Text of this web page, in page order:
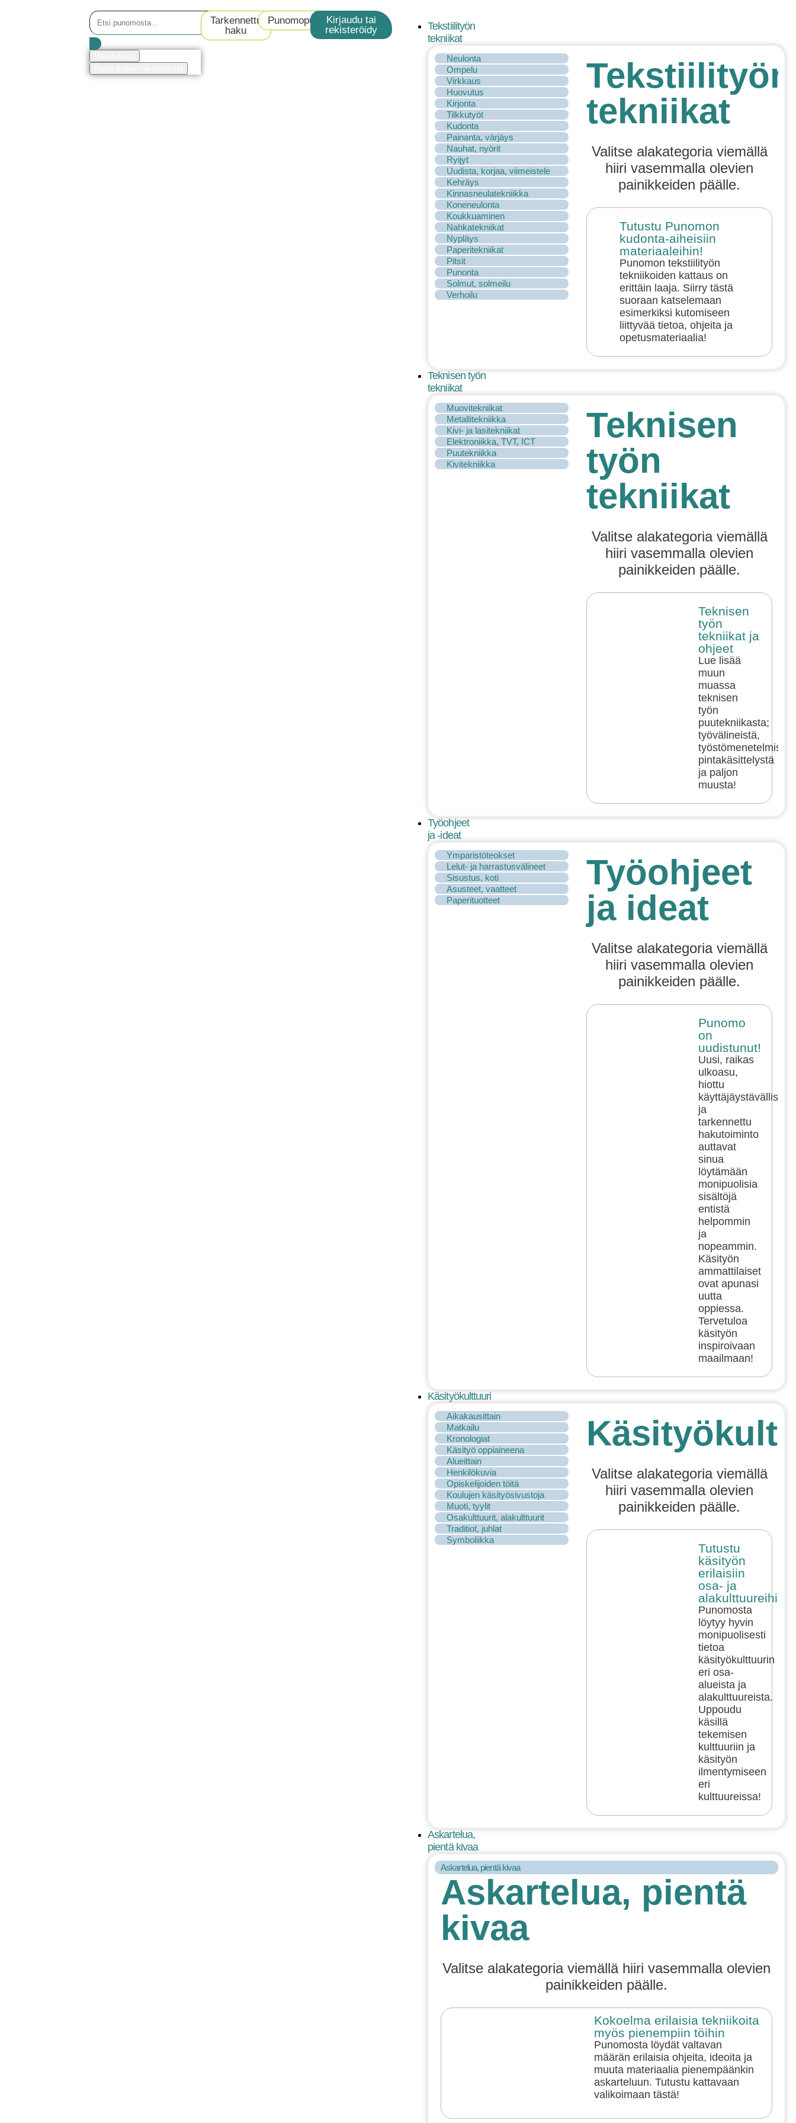
Tarkennettu
haku
PunomoputiikkiKirjaudu tai
rekisteröidy
Tekstiilityön
tekniikat
Neulonta
Ompelu
Virkkaus
Huovutus
Kirjonta
Tilkkutyöt
Kudonta
Painanta, värjäys
Nauhat, nyörit
Ryijyt
Uudista, korjaa, viimeistele
Kehräys
Kinnasneulatekniikka
Koneneulonta
Koukkuaminen
Nahkatekniikat
Nypläys
Paperitekniikat
Pitsit
Punonta
Solmut, solmeilu
Verhoilu
Tekstiilityön
tekniikat
Valitse alakategoria viemällä
hiiri vasemmalla olevien
painikkeiden päälle.
Tutustu Punomon
kudonta-aiheisiin
materiaaleihin!
Punomon tekstiilityön
tekniikoiden kattaus on
erittäin laaja. Siirry tästä
suoraan katselemaan
esimerkiksi kutomiseen
liittyvää tietoa, ohjeita ja
opetusmateriaalia!
Teknisen työn
tekniikat
Muovitekniikat
Metallitekniikka
Kivi- ja lasitekniikat
Elektroniikka, TVT, ICT
Puutekniikka
Kivitekniikka
Teknisen
työn
tekniikat
Valitse alakategoria viemällä
hiiri vasemmalla olevien
painikkeiden päälle.
Teknisen
työn
tekniikat ja
ohjeet
Lue lisää
muun
muassa
teknisen
työn
puutekniikasta;
työvälineistä,
työstömenetelmistä,
pintakäsittelystä
ja paljon
muusta!
Työohjeet
ja -ideat
Ymparistöteokset
Lelut- ja harrastusvälineet
Sisustus, koti
Asusteet, vaatteet
Paperituotteet
Työohjeet
ja ideat
Valitse alakategoria viemällä
hiiri vasemmalla olevien
painikkeiden päälle.
Punomo
on
uudistunut!
Uusi, raikas
ulkoasu,
hiottu
käyttäjäystävällisyys
ja
tarkennettu
hakutoiminto
auttavat
sinua
löytämään
monipuolisia
sisältöjä
entistä
helpommin
ja
nopeammin.
Käsityön
ammattilaiset
ovat apunasi
uutta
oppiessa.
Tervetuloa
käsityön
inspiroivaan
maailmaan!
Käsityökulttuuri
Aikakausittain
Matkailu
Kronologiat
Käsityö oppiaineena
Alueittain
Henkilökuvia
Opiskelijoiden töitä
Koulujen käsityösivustoja
Muoti, tyylit
Osakulttuurit, alakulttuurit
Traditiot, juhlat
Symboliikka
Valitse alakategoria viemällä
hiiri vasemmalla olevien
painikkeiden päälle.
Tutustu
käsityön
erilaisiin
osa- ja
alakulttuureihin!
Punomosta
löytyy hyvin
monipuolisesti
tietoa
käsityökulttuurin
eri osa-
alueista ja
alakulttuureista.
Uppoudu
käsillä
tekemisen
kulttuuriin ja
käsityön
ilmentymiseen
eri
kulttuureissa!
Askartelua,
pientä kivaa
Askartelua, pientä kivaa
Askartelua, pientä
kivaa
Valitse alakategoria viemällä hiiri vasemmalla olevien
painikkeiden päälle.
Kokoelma erilaisia tekniikoita
myös pienempiin töihin
Punomosta löydät valtavan
määrän erilaisia ohjeita, ideoita ja
muuta materiaalia pienempäänkin
askarteluun. Tutustu kattavaan
valikoimaan tästä!